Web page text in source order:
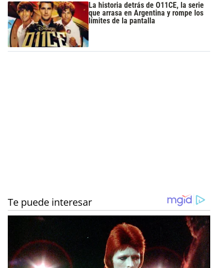
La historia detrás de O11CE, la serie
que arrasa en Argentina y rompe los
límites de la pantalla